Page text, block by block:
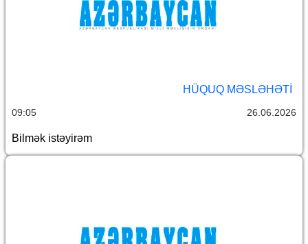
HÜQUQ MƏSLƏHƏTI
09:05 26.06.2026
Bilmək istəyirəm